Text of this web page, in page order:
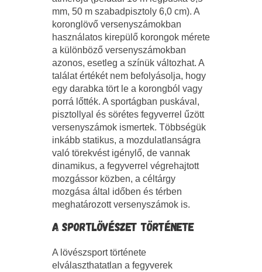
mm, 50 m szabadpisztoly 6,0 cm). A
koronglövő versenyszámokban
használatos kirepülő korongok mérete
a különböző versenyszá­mokban
azonos, esetleg a színük változhat. A
találat értékét nem befolyásolja, hogy
egy darabka tört le a korongból vagy
porrá lőtték. A sportágban puskával,
pisztollyal és sörétes fegyverrel űzött
versenyszámok ismertek. Többségük
inkább statikus, a mozdulatlanságra
való törekvést igénylő, de vannak
dinamikus, a fegyverrel végrehajtott
mozgássor közben, a céltárgy
mozgása által időben és térben
meghatározott versenyszámok is.
A SPORTLÖVÉSZET TÖRTÉNETE
A lövészsport története
elválaszthatatlan a fegyverek